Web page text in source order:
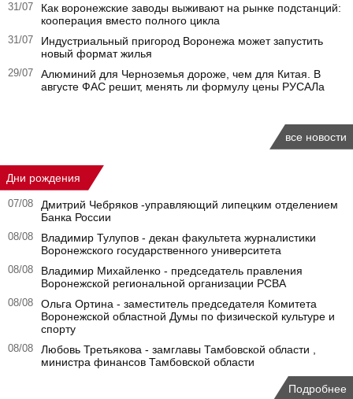
31/07
Как воронежские заводы выживают на рынке подстанций:
кооперация вместо полного цикла
31/07
Индустриальный пригород Воронежа может запустить
новый формат жилья
29/07
Алюминий для Черноземья дороже, чем для Китая. В
августе ФАС решит, менять ли формулу цены РУСАЛа
все новости
Дни рождения
07/08
Дмитрий Чебряков -управляющий липецким отделением
Банка России
08/08
Владимир Тулупов - декан факультета журналистики
Воронежского государственного университета
08/08
Владимир Михайленко - председатель правления
Воронежской региональной организации РСВА
08/08
Ольга Ортина - заместитель председателя Комитета
Воронежской областной Думы по физической культуре и
спорту
08/08
Любовь Третьякова - замглавы Тамбовской области ,
министра финансов Тамбовской области
Подробнее